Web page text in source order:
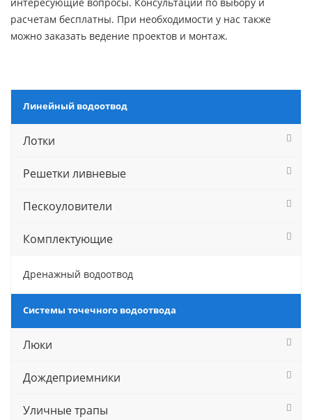
расчетам бесплатны. При необходимости у нас также
можно заказать ведение проектов и монтаж.
Линейный водоотвод
Лотки
Решетки ливневые
Пескоуловители
Комплектующие
Дренажный водоотвод
Системы точечного водоотвода
Люки
Дождеприемники
Уличные трапы